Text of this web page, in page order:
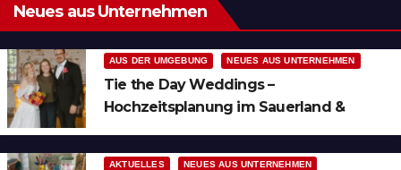
Neues aus Unternehmen
AUS DER UMGEBUNG NEUES AUS UNTERNEHMEN
Tie the Day Weddings –
Hochzeitsplanung im Sauerland &
AKTUELLES NEUES AUS UNTERNEHMEN